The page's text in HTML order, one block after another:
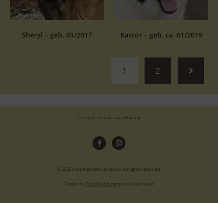
Sheryl – geb. 01/2017 Kastor – geb. ca. 01/2019
1 2
© 2026 Hundegarten Serres e.V. All rights reserved.
Design by GudeWebdesign und Lara Kaiser
DatenschutzImpressumKontakt